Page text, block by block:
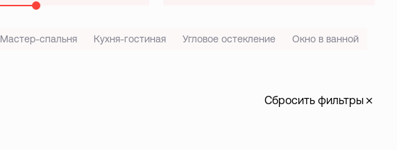
Мастер-спальня Кухня-гостиная Угловое остекление
Окно в ванной
Сбросить фильтры